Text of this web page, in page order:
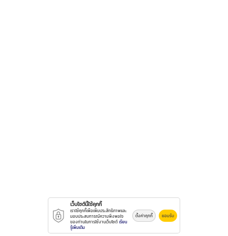
เว็บไซต์นี้ใช้คุกกี้
เราใช้คุกกี้เพื่อเพิ่มประสิทธิภาพและ
มอบประสบการณ์ความพึงพอใจ
ของท่านในการใช้งานเว็บไซต์ เรียน
รู้เพิ่มเติม
ตั้งค่าคุกกี้ ยอมรับ